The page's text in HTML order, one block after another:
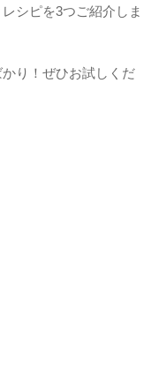
シピを3つご紹介しま
り！ぜひお試しくだ